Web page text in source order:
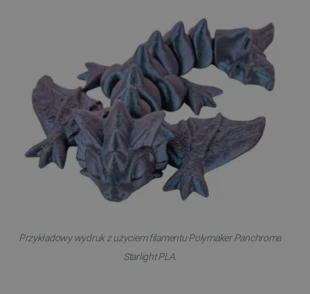
Przykładowy wydruk z użyciem filamentu Polymaker Panchroma
Starlight PLA.